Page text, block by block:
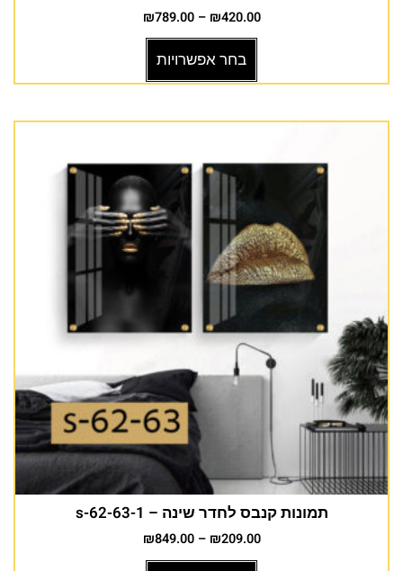
₪420.00
–
₪789.00
בחר אפשרויות
תמונות קנבס לחדר שינה – s-62-63-1
₪209.00
–
₪849.00